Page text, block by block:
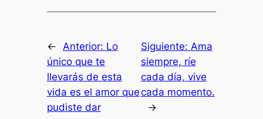
← Anterior: Lo
único que te
llevarás de esta
vida es el amor que
pudiste dar
Siguiente: Ama
siempre, ríe
cada día, vive
cada momento.
→